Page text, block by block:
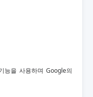
능을 사용하며 Google의